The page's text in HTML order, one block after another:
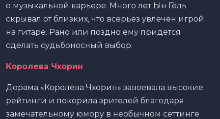
о музыкальной карьере. Много лет Ын Гёль
скрывал от близких, что всерьез увлечен игрой
на гитаре. Рано или поздно ему придётся
сделать судьбоносный выбор.
Королева Чхорин
Дорама «Королева Чхорин» завоевала высокие
рейтинги и покорила зрителей благодаря
замечательному юмору в необычном сеттинге